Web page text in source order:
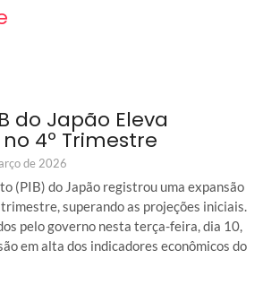
do Japão Eleva
4º Trimestre
de 2026
(PIB) do Japão registrou uma expansão
superando as projeções iniciais.
pelo governo nesta terça-feira, dia 10,
em alta dos indicadores econômicos do